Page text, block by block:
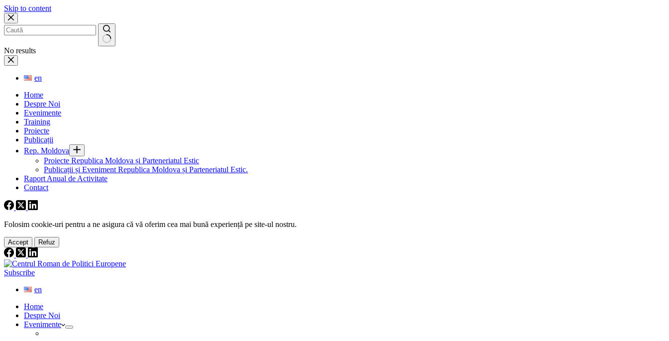
Skip to content
No results
en
Home
Despre Noi
Evenimente
Training
Proiecte
Publicații
Rep. Moldova
Proiecte Republica Moldova și Parteneriatul Estic
Publicații și Eveniment Republica Moldova și Parteneriatul Estic.
Raport Anual de Activitate
Contact
Folosim cookie-uri pentru a ne asigura că vă oferim cea mai bună experiență pe site-ul nostru.
Accept Refuz
Subscribe
en
Home
Despre Noi
Evenimente